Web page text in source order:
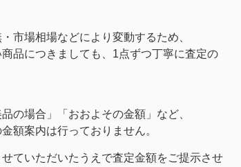
市場相場などにより変動するため、
品につきましても、1点ずつ丁寧に査定の
の場合」「おおよその金額」など、
額案内は行っておりません。
ていただいたうえで査定金額をご提示させ